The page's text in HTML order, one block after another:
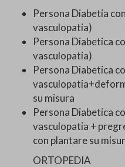
Persona Diabetia
vasculopatia)
Persona Diabetica
vasculopatia)
Persona Diabetica
su misura
Persona Diabetica
vasculopatia +
con plantare su
ORTOPEDIA